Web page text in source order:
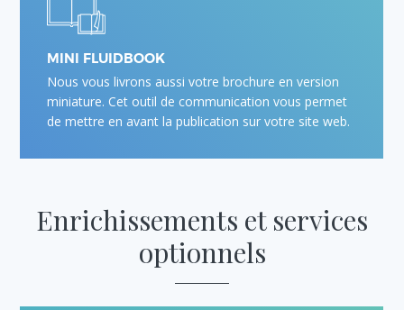
MINI FLUIDBOOK
Nous vous livrons aussi votre brochure en version
miniature. Cet outil de communication vous permet
de mettre en avant la publication sur votre site web.
Enrichissements et services
optionnels